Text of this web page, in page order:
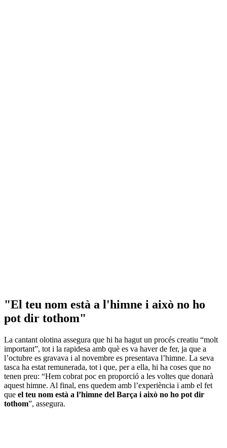
"El teu nom està a l'himne i això no ho
pot dir tothom"
La cantant olotina assegura que hi ha hagut un procés creatiu “molt
important”, tot i la rapidesa amb què es va haver de fer, ja que a
l’octubre es gravava i al novembre es presentava l’himne. La seva
tasca ha estat remunerada, tot i que, per a ella, hi ha coses que no
tenen preu: “Hem cobrat poc en proporció a les voltes que donarà
aquest himne. Al final, ens quedem amb l’experiència i amb el fet
que el teu nom està a l’himne del Barça i això no ho pot dir
tothom”, assegura.